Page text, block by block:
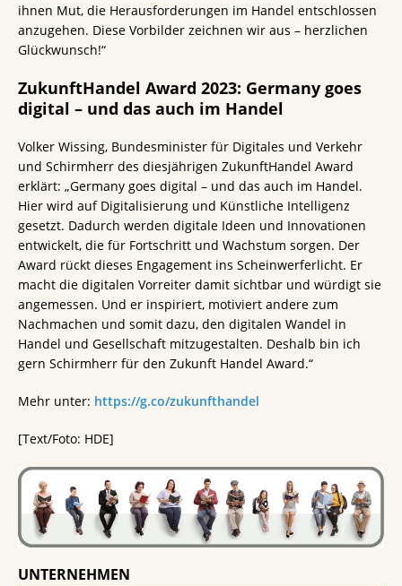
ihnen Mut, die Herausforderungen im Handel entschlossen
anzugehen. Diese Vorbilder zeichnen wir aus – herzlichen
Glückwunsch!“
ZukunftHandel Award 2023: Germany goes
digital – und das auch im Handel
Volker Wissing, Bundesminister für Digitales und Verkehr
und Schirmherr des diesjährigen ZukunftHandel Award
erklärt: „Germany goes digital – und das auch im Handel.
Hier wird auf Digitalisierung und Künstliche Intelligenz
gesetzt. Dadurch werden digitale Ideen und Innovationen
entwickelt, die für Fortschritt und Wachstum sorgen. Der
Award rückt dieses Engagement ins Scheinwerferlicht. Er
macht die digitalen Vorreiter damit sichtbar und würdigt sie
angemessen. Und er inspiriert, motiviert andere zum
Nachmachen und somit dazu, den digitalen Wandel in
Handel und Gesellschaft mitzugestalten. Deshalb bin ich
gern Schirmherr für den Zukunft Handel Award.“
Mehr unter: https://g.co/zukunfthandel
[Text/Foto: HDE]
UNTERNEHMEN